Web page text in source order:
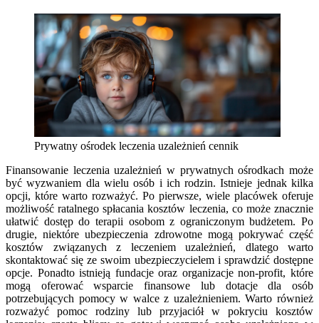
Prywatny ośrodek leczenia uzależnień cennik
Finansowanie leczenia uzależnień w prywatnych ośrodkach może
być wyzwaniem dla wielu osób i ich rodzin. Istnieje jednak kilka
opcji, które warto rozważyć. Po pierwsze, wiele placówek oferuje
możliwość ratalnego spłacania kosztów leczenia, co może znacznie
ułatwić dostęp do terapii osobom z ograniczonym budżetem. Po
drugie, niektóre ubezpieczenia zdrowotne mogą pokrywać część
kosztów związanych z leczeniem uzależnień, dlatego warto
skontaktować się ze swoim ubezpieczycielem i sprawdzić dostępne
opcje. Ponadto istnieją fundacje oraz organizacje non-profit, które
mogą oferować wsparcie finansowe lub dotacje dla osób
potrzebujących pomocy w walce z uzależnieniem. Warto również
rozważyć pomoc rodziny lub przyjaciół w pokryciu kosztów